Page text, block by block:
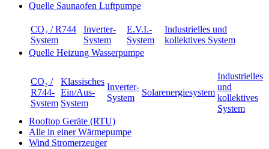
Quelle Saunaofen Luftpumpe
CO₂ / R744
System
Inverter-
System
E.V.I.-
System
Industrielles und
kollektives System
Quelle Heizung Wasserpumpe
CO₂ /
R744-
System
Klassisches
Ein/Aus-
System
Inverter-
System
Solarenergiesystem
Industrielles
und
kollektives
System
Rooftop Geräte (RTU)
Alle in einer Wärmepumpe
Wind Stromerzeuger